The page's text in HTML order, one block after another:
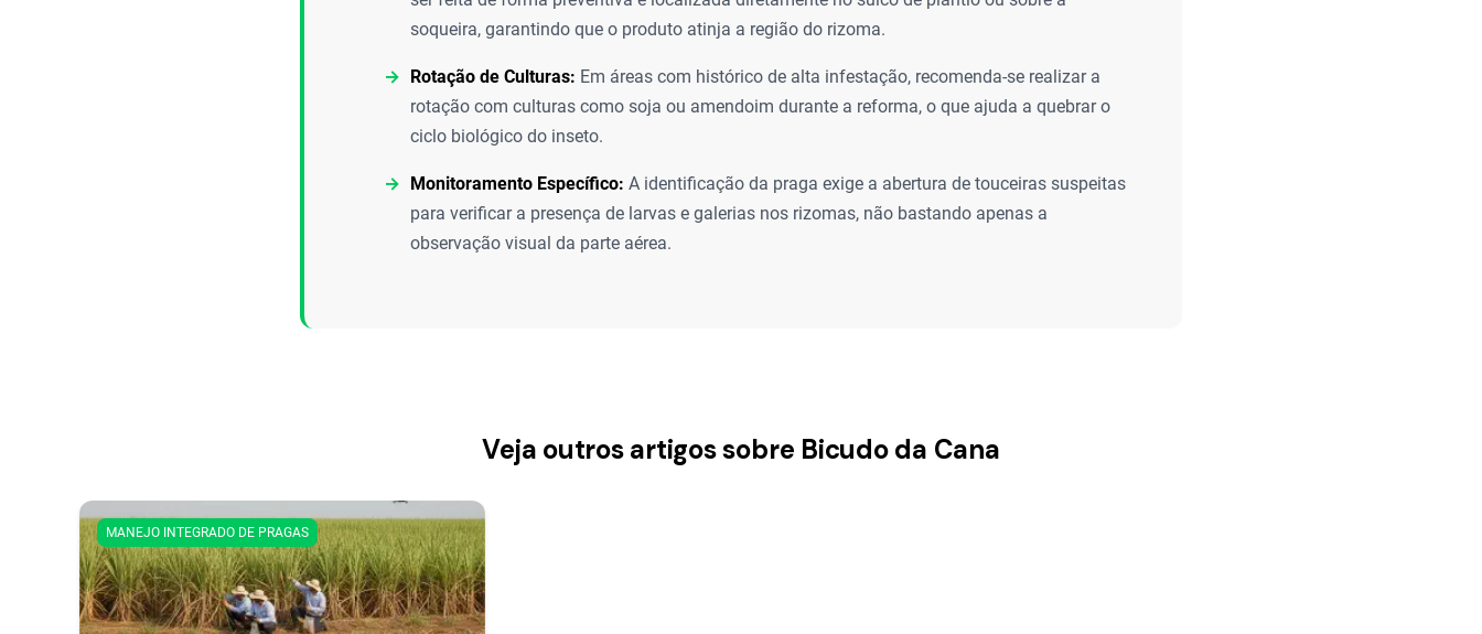
soqueira, garantindo que o produto atinja a região do rizoma.
Rotação de Culturas: Em áreas com histórico de alta infestação, recomenda-se realizar a
rotação com culturas como soja ou amendoim durante a reforma, o que ajuda a quebrar o
ciclo biológico do inseto.
Monitoramento Específico: A identificação da praga exige a abertura de touceiras suspeitas
para verificar a presença de larvas e galerias nos rizomas, não bastando apenas a
observação visual da parte aérea.
Veja outros artigos sobre Bicudo da Cana
MANEJO INTEGRADO DE PRAGAS